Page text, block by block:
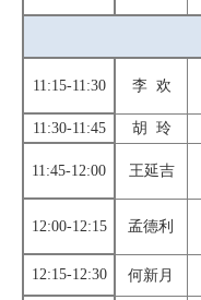
11:15-11:30 李 欢
11:30-11:45
胡 玲
11:45-12:00 王延吉
12:00-12:15 孟德利
1 2:15-12:30 何新月